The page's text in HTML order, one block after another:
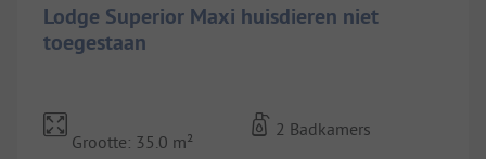
Lodge Superior Maxi huisdieren niet
toegestaan
Grootte: 35.0 m²
2 Badkamers